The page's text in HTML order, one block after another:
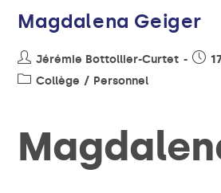
Magdalena Geiger
Jérémie Bottollier-Curtet
Collège / Personnel